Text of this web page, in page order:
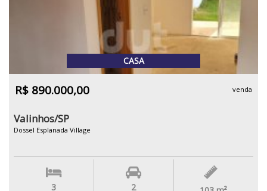
CASA
R$ 890.000,00 venda
Valinhos/SP
Dossel Esplanada Village
3 2